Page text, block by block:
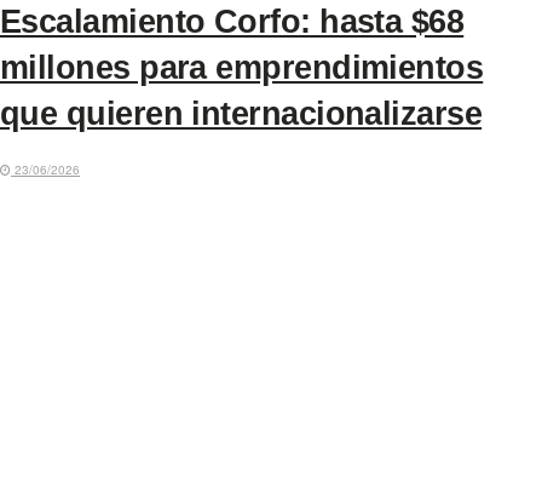
Escalamiento Corfo: hasta $68
millones para emprendimientos
que quieren internacionalizarse
23/06/2026